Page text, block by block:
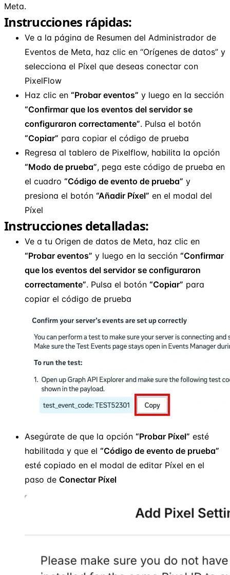
Meta.
Instrucciones rápidas:
Ve a la página de Resumen del Administrador de
Eventos de Meta, haz clic en “Orígenes de datos” y
selecciona el Píxel que deseas conectar con
PixelFlow
Haz clic en “Probar eventos” y luego en la sección
“Confirmar que los eventos del servidor se
configuraron correctamente”. Pulsa el botón
“Copiar” para copiar el código de prueba
Regresa al tablero de Pixelflow, habilita la opción
“Modo de prueba”, pega este código de prueba en
el cuadro “Código de evento de prueba” y
presiona el botón “Añadir Píxel” en el modal del
Píxel
Instrucciones detalladas:
Ve a tu Origen de datos de Meta, haz clic en
“Probar eventos” y luego en la sección “Confirmar
que los eventos del servidor se configuraron
correctamente”. Pulsa el botón “Copiar” para
copiar el código de prueba
Asegúrate de que la opción “Probar Píxel” esté
habilitada y que el “Código de evento de prueba”
esté copiado en el modal de editar Píxel en el
paso de Conectar Píxel